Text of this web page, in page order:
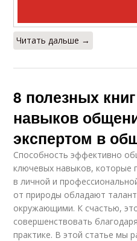
Читать дальше →
8 полезных
навыков
экспертом в
Способность эффективно
ключевых навыков, которые
в личной и
от природы обладают
окружающими. К счастью,
совершенствовать
практике. В этой статье мы